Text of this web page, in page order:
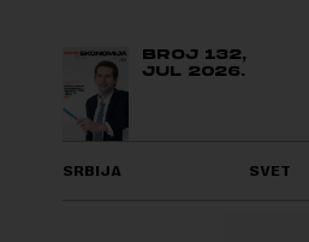
BROJ 132,
JUL 2026.
SRBIJA SVET